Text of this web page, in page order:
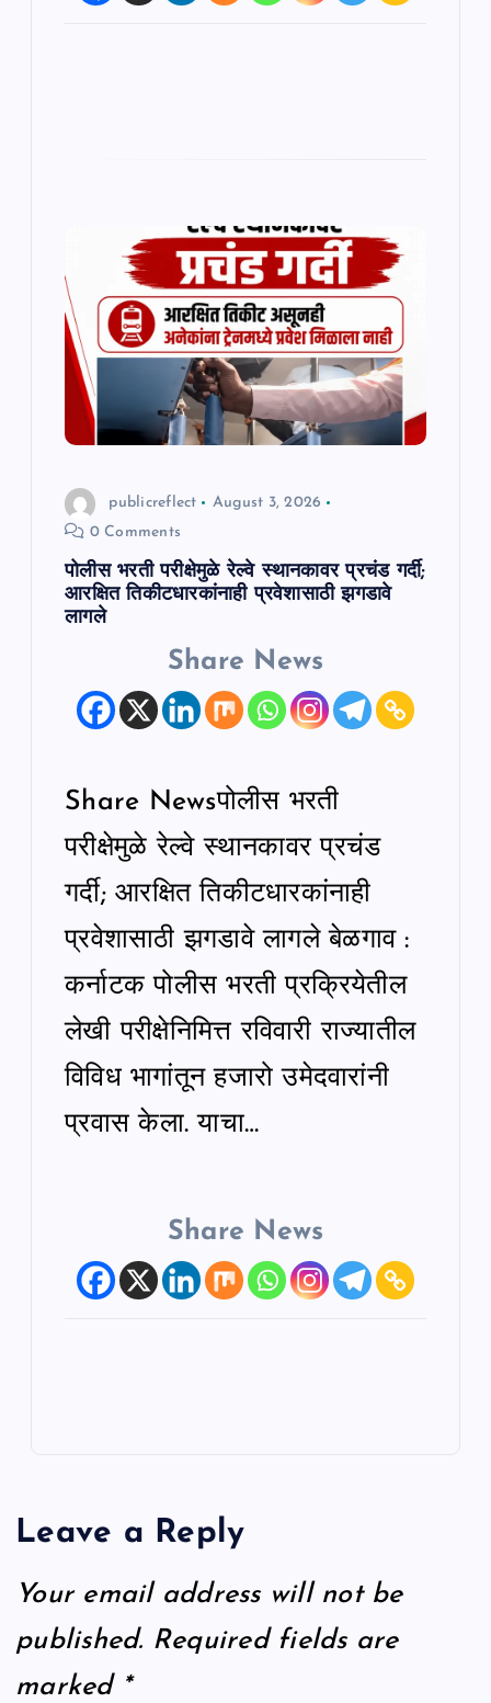
publicreflect
August 3, 2026
0 Comments
पोलीस भरती परीक्षेमुळे रेल्वे स्थानकावर प्रचंड गर्दी;
आरक्षित तिकीटधारकांनाही प्रवेशासाठी झगडावे
लागले
Share News
Share Newsपोलीस भरती
परीक्षेमुळे रेल्वे स्थानकावर प्रचंड
गर्दी; आरक्षित तिकीटधारकांनाही
प्रवेशासाठी झगडावे लागले बेळगाव :
कर्नाटक पोलीस भरती प्रक्रियेतील
लेखी परीक्षेनिमित्त रविवारी राज्यातील
विविध भागांतून हजारो उमेदवारांनी
प्रवास केला. याचा…
Share News
Leave a Reply
Your email address will not be
published. Required fields are
marked *